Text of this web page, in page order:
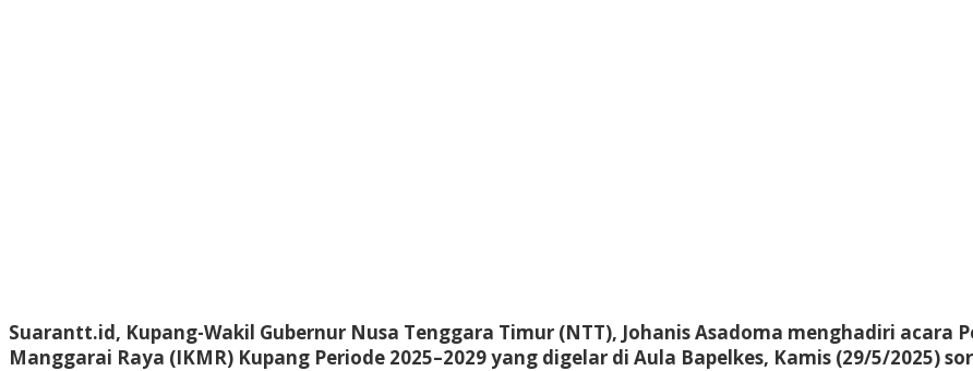
Suarantt.id, Kupang-Wakil Gubernur Nusa Tenggara Timur (NTT), Johanis Asadoma menghadiri acara
Manggarai Raya (IKMR) Kupang Periode 2025–2029 yang digelar di Aula Bapelkes, Kamis (29/5/2025)